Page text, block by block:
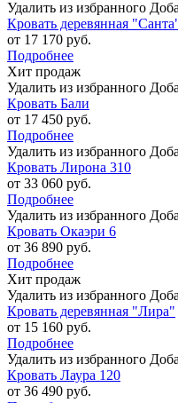
Удалить из избранного
Кровать деревянная
от 17 170 руб.
Подробнее
Хит продаж
Удалить из избранного
Кровать Бали
от 17 450 руб.
Подробнее
Удалить из избранного
Кровать Лирона 310
от 33 060 руб.
Подробнее
Удалить из избранного
Кровать Окаэри 6
от 36 890 руб.
Подробнее
Хит продаж
Удалить из избранного
Кровать деревянная "Лира"
от 15 160 руб.
Подробнее
Удалить из избранного
Кровать Лаура 120
от 36 490 руб.